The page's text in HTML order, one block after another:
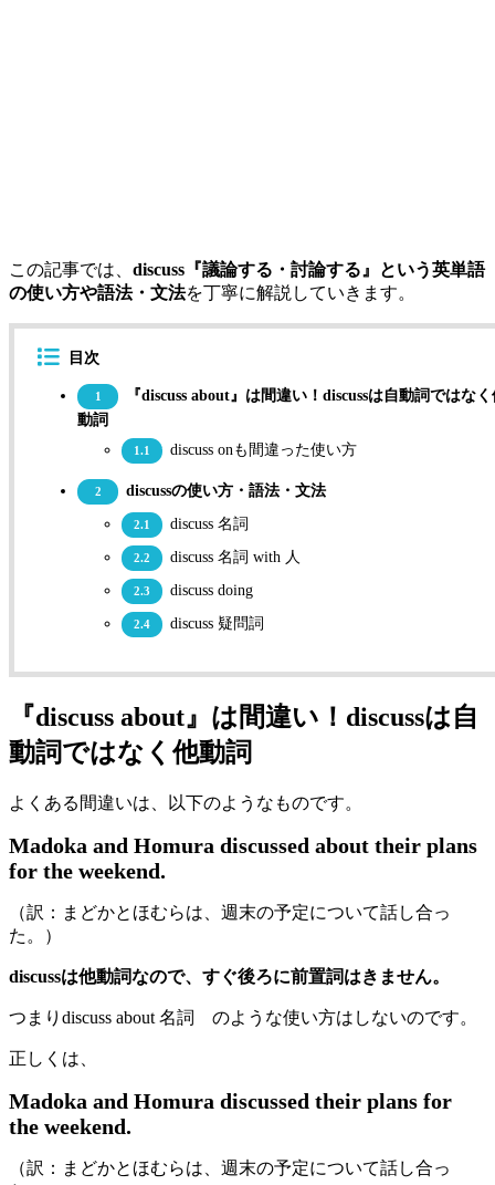
この記事では、 discuss『議論する・討論する』という英単語
の使い方や語法・文法を丁寧に解説していきます。
目次
1
『discuss about』は間違い！discussは自動詞ではな
動詞
1.1 discuss onも間違った使い方
2 discussの使い方・語法・文法
2.1 discuss 名詞
2.2 discuss 名詞 with 人
2.3 discuss doing
2.4 discuss 疑問詞
『discuss about』は間違い！discussは自
動詞ではなく他動詞
よくある間違いは、以下のようなものです。
Madoka and Homura discussed about their plans
for the weekend.
（訳：まどかとほむらは、週末の予定について話し合っ
た。）
discussは他動詞なので、すぐ後ろに前置詞はきません。
つまりdiscuss about 名詞 のような使い方はしないのです。
正しくは、
Madoka and Homura discussed their plans for
the weekend.
（訳：まどかとほむらは、週末の予定について話し合っ